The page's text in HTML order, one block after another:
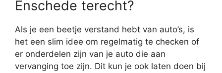
Enschede terecht?
Als je een beetje verstand hebt van auto’s, is
het een slim idee om regelmatig te checken of
er onderdelen zijn van je auto die aan
vervanging toe zijn. Dit kun je ook laten doen bij